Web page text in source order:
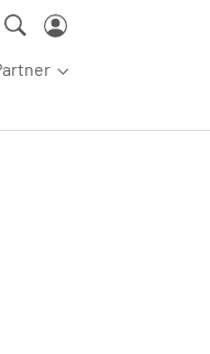
for "Über uns"
Submenu for